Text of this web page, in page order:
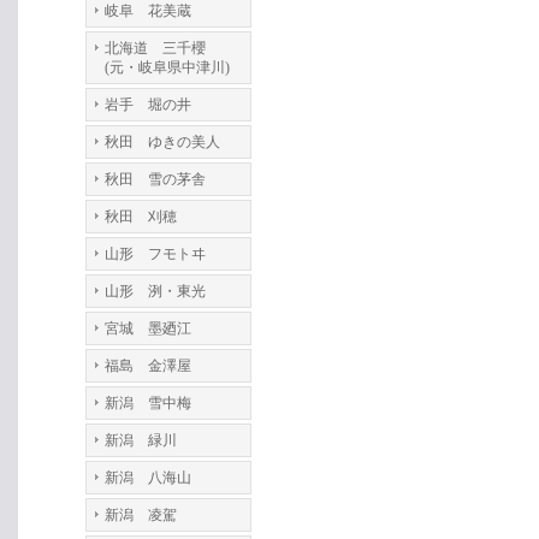
岐阜 花美蔵
北海道 三千櫻
(元・岐阜県中津川)
岩手 堀の井
秋田 ゆきの美人
秋田 雪の茅舎
秋田 刈穂
山形 フモトヰ
山形 洌・東光
宮城 墨廼江
福島 金澤屋
新潟 雪中梅
新潟 緑川
新潟 八海山
新潟 凌駕